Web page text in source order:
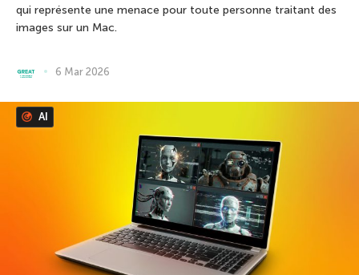
qui représente une menace pour toute personne traitant des
images sur un Mac.
6 Mar 2026
AI